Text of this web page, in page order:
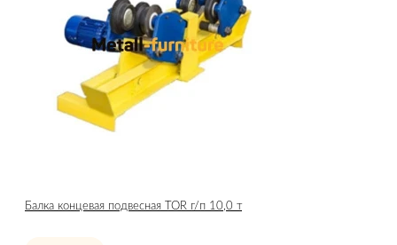
Балка концевая подвесная TOR г/п 10,0 т